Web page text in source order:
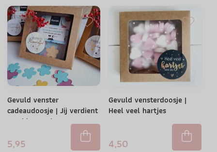
Gevuld venster
cadeaudoosje | Jij verdient
een bloemetje
5,95
Gevuld vensterdoosje |
Heel veel hartjes
4,50